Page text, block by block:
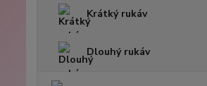
Krátký rukáv
Dlouhý rukáv